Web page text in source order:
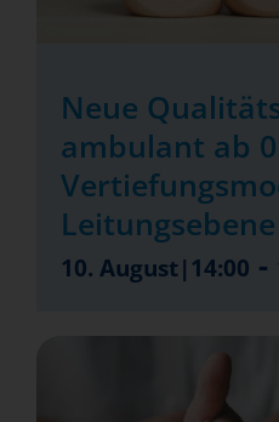
Neue
ambulant ab
Leitungsebene
10. August|14:00 -